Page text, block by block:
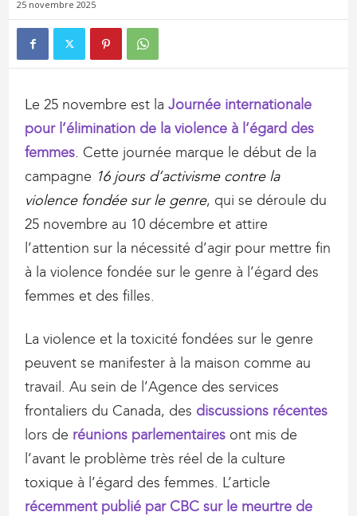
25 novembre 2025
Le 25 novembre est laJournée internationale
pour l’élimination de la violence à l’égard des
femmes. Cette journée marque le début de la
campagne 16 jours d’activisme contre la
violence fondée sur le genre, qui se déroule du
25 novembre au 10 décembre et attire
l’attention sur la nécessité d’agir pour mettre fin
à la violence fondée sur le genre à l’égard des
femmes et des filles.
La violence et la toxicité fondées sur le genre
peuvent se manifester à la maison comme au
travail. Au sein de l’Agence des services
frontaliers du Canada, des discussions récentes
lors de réunions parlementaires ont mis de
l’avant le problème très réel de la culture
toxique à l’égard des femmes. L’article
récemment publié par CBC sur le meurtre de